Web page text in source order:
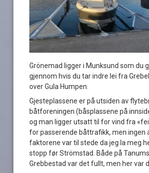
Grönemad ligger i Munksund som du
gjennom hvis du tar indre lei fra
over Gula Humpen.
Gjesteplassene er på utsiden av
båtforeningen (båsplassene på
og man ligger utsatt til for vind fra
for passerende båttrafikk, men ingen
faktorene var til stede da jeg la meg
stopp før Strömstad. Både på
Grebbestad var det fullt, men her var